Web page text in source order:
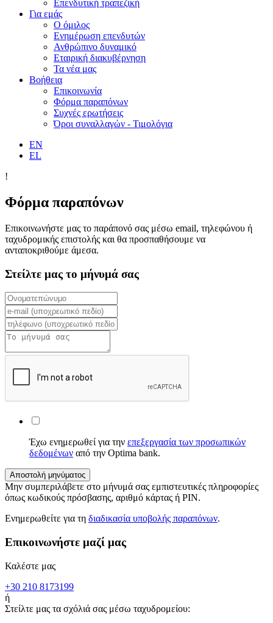
Επενδυτική τραπεζική
Για εμάς
Ο όμιλος
Ενημέρωση επενδυτών
Ανθρώπινο δυναμικό
Εταιρική διακυβέρνηση
Τα νέα μας
Βοήθεια
Επικοινωνία
Φόρμα παραπόνων
Συχνές ερωτήσεις
Όροι συναλλαγών - Τιμολόγια
EN
EL
!
Φόρμα παραπόνων
Επικοινωνήστε μας το παράπονό σας μέσω email, τηλεφώνου ή
ταχυδρομικής επιστολής και θα προσπαθήσουμε να
ανταποκριθούμε άμεσα.
Στείλτε μας το μήνυμά σας
Έχω ενημερωθεί για την επεξεργασία των προσωπικών
δεδομένων από την Optima bank.
Μην συμπεριλάβετε στο μήνυμά σας εμπιστευτικές πληροφορίες
όπως κωδικούς πρόσβασης, αριθμό κάρτας ή PIN.
Ενημερωθείτε για τη διαδικασία υποβολής παραπόνων.
Επικοινωνήστε μαζί μας
Καλέστε μας
+30 210 8173199
ή
Στείλτε μας τα σχόλιά σας μέσω ταχυδρομείου: